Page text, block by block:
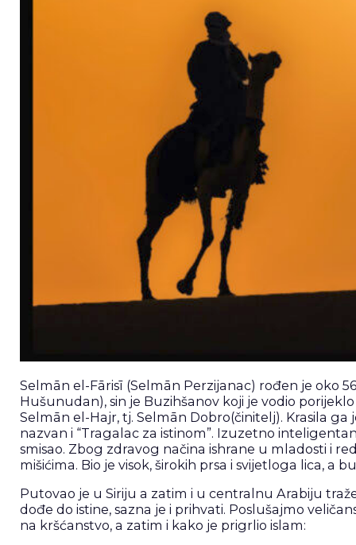
Selmān el-Fārisī (Selmān Perzijanac) rođen je oko
Hušunudan), sin je Buzihšanov koji je vodio
Selmān el-Hajr, tj. Selmān Dobro(činitelj). Krasila
nazvan i “Tragalac za istinom”. Izuzetno
smisao. Zbog zdravog načina ishrane u mladosti i
mišićima. Bio je visok, širokih prsa i svijetloga lica,
Putovao je u Siriju a zatim i u centralnu Arabiju
dođe do istine, sazna je i prihvati. Poslušajmo
na kršćanstvo, a zatim i kako je prigrlio islam: